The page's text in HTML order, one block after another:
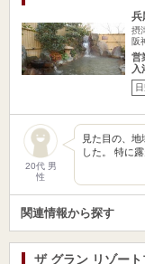
兵
摂
阪
営
入
20代 男
性
見た目の、
した。 特に
関連情報から探す
ザ グラン リゾー